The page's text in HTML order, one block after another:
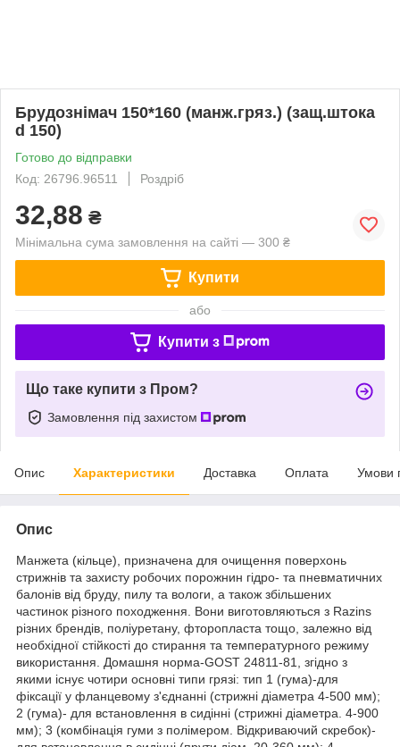
Брудознімач 150*160 (манж.гряз.) (защ.штока
d 150)
Готово до відправки
Код: 26796.96511
Роздріб
32,88 ₴
Мінімальна сума замовлення на сайті — 300 ₴
Купити
або
Купити з
Що таке купити з Пром?
Замовлення під захистом
Опис Характеристики Доставка Оплата Умови
Опис
Манжета (кільце), призначена для очищення поверхонь
стрижнів та захисту робочих порожнин гідро- та пневматичних
балонів від бруду, пилу та вологи, а також збільшених
частинок різного походження. Вони виготовляються з Razins
різних брендів, поліуретану, фторопласта тощо, залежно від
необхідної стійкості до стирання та температурного режиму
використання. Домашня норма-GOST 24811-81, згідно з
якими існує чотири основні типи грязі: тип 1 (гума)-для
фіксації у фланцевому з'єднанні (стрижні діаметра 4-500 мм);
2 (гума)- для встановлення в сидінні (стрижні діаметра. 4-900
мм); 3 (комбінація гуми з полімером. Відкриваючий скребок)-